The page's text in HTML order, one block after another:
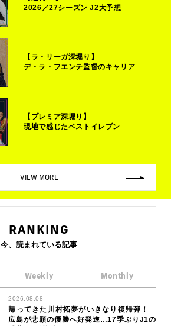
2026／27シーズン J2大予想
【ラ・リーガ深堀り】
デ・ラ・フエンテ監督のキャリア
【プレミア深堀り】
現地で感じたベストイレブン
VIEW MORE
RANKING
今、読まれている記事
Weekly Monthly
2026.08.08
帰ってきた川村拓夢がいきなり復帰弾！
広島が悲願の優勝へ好発進…17季ぶりJ1の